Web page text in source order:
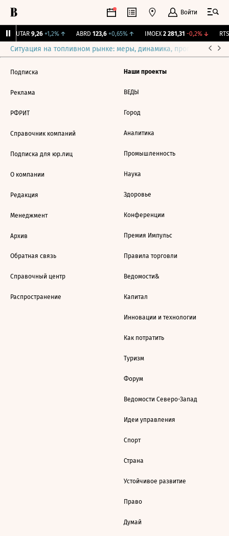
Войти
UTAR 9,26 +1,2%↑ ABRD 123,6 +0,65%↑ IMOEX 2 281,31 -0,2%↓ RTSI
Ситуация на топливном рынке: меры, динамика, прогнозы
Подписка
Реклама
РФРИТ
Справочник компаний
Подписка для юр.лиц
О компании
Редакция
Менеджмент
Архив
Обратная связь
Справочный центр
Распространение
Наши проекты
ВЕДЫ
Город
Аналитика
Промышленность
Наука
Здоровье
Конференции
Премия Импульс
Правила торговли
Ведомости&
Капитал
Инновации и технологии
Как потратить
Туризм
Форум
Ведомости Северо-Запад
Идеи управления
Спорт
Страна
Устойчивое развитие
Право
Думай